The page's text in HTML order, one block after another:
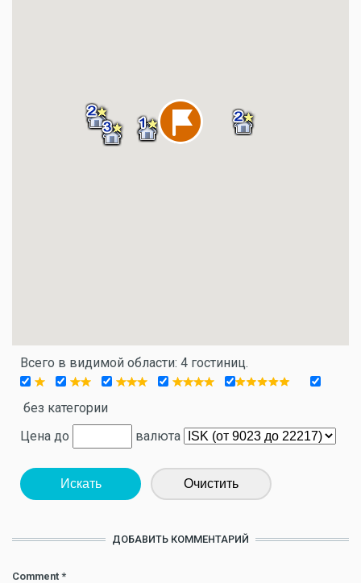
Всего в видимой области: 4 гостиниц.
без категории
Цена до
валюта
Искать Очистить
ДОБАВИТЬ КОММЕНТАРИЙ
Comment *